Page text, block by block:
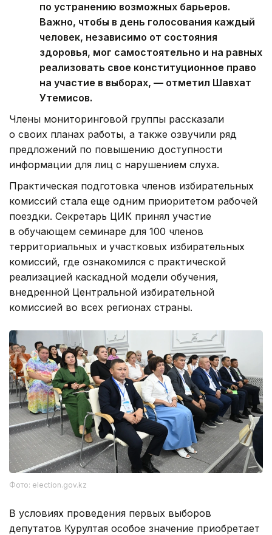
по устранению возможных барьеров.
Важно, чтобы в день голосования каждый
человек, независимо от состояния
здоровья, мог самостоятельно и на равных
реализовать свое конституционное право
на участие в выборах, — отметил Шавхат
Утемисов.
Члены мониторинговой группы рассказали
о своих планах работы, а также озвучили ряд
предложений по повышению доступности
информации для лиц с нарушением слуха.
Практическая подготовка членов избирательных
комиссий стала еще одним приоритетом рабочей
поездки. Секретарь ЦИК принял участие
в обучающем семинаре для 100 членов
территориальных и участковых избирательных
комиссий, где ознакомился с практической
реализацией каскадной модели обучения,
внедренной Центральной избирательной
комиссией во всех регионах страны.
Фото: election.gov.kz
В условиях проведения первых выборов
депутатов Курултая особое значение приобретает